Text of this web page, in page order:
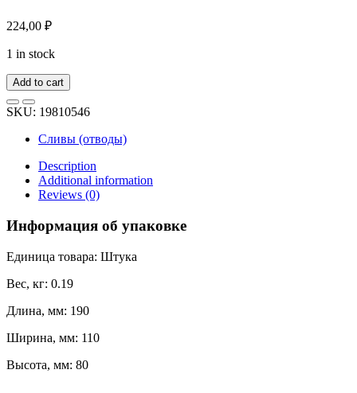
224,00 ₽
1 in stock
Add to cart
SKU: 19810546
Сливы (отводы)
Description
Additional information
Reviews (0)
Информация об упаковке
Единица товара: Штука
Вес, кг: 0.19
Длина, мм: 190
Ширина, мм: 110
Высота, мм: 80